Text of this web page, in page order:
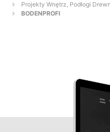
Projekty Wnętrz, Podłogi
BODENPROFI